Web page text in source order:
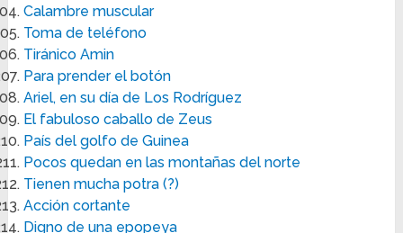
Calambre muscular
Toma de teléfono
Tiránico Amin
Para prender el botón
Ariel, en su día de Los Rodríguez
El fabuloso caballo de Zeus
País del golfo de Guinea
Pocos quedan en las montañas del norte
Tienen mucha potra (?)
Acción cortante
Digno de una epopeya